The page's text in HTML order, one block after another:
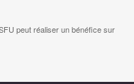
peut réaliser un bénéfice sur